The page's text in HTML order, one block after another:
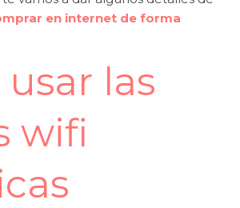
en internet de forma
usar las
wifi